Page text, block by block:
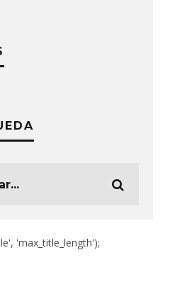
'max_title_length');